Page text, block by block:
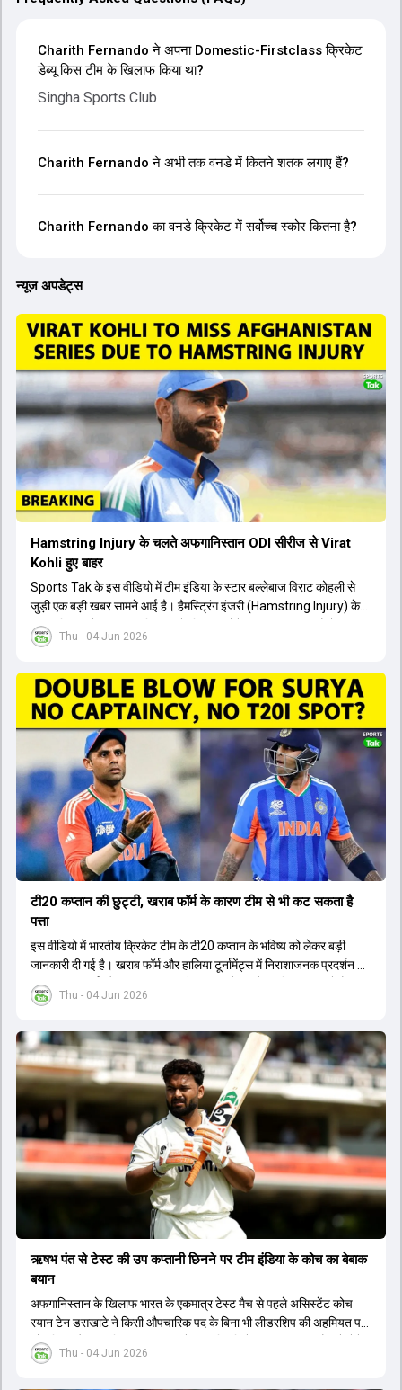
Charith Fernando ने अपना Domestic-Firstclass क्रिकेट
डेब्यू किस टीम के खिलाफ किया था?
Singha Sports Club
Charith Fernando ने अभी तक वनडे में कितने शतक लगाए हैं?
Charith Fernando का वनडे क्रिकेट में सर्वोच्च स्कोर कितना है?
न्यूज अपडेट्स
Thu - 04 Jun 2026
Hamstring Injury के चलते अफगानिस्तान ODI सीरीज से Virat
Kohli हुए बाहर
Sports Tak के इस वीडियो में टीम इंडिया के स्टार बल्लेबाज विराट कोहली से
जुड़ी एक बड़ी खबर सामने आई है। हैमस्ट्रिंग इंजरी (Hamstring Injury) के
कारण विराट कोहली अफगानिस्तान के खिलाफ होने वाली आगामी तीन मैचों की
वनडे सीरीज से बाहर हो गए हैं। भारत और अफगानिस्तान के बीच इस वनडे सीरीज
इसके बाद सीरीज के बाकी दो मुकाबले 17 और 20 जून को खेले जाने थे। हाल ही में
खत्म हुए आईपीएल में शानदार प्रदर्शन करने वाले विराट कोहली का इस सीरीज से
बाहर होना भारतीय फैंस के लिए एक बहुत बड़ा झटका है। यह वनडे सीरीज 2027
में होने वाले वर्ल्ड कप की तैयारियों के लिहाज से भी काफी अहम मानी जा रही थी।
फिलहाल यह स्पष्ट नहीं है कि विराट कोहली को इस हैमस्ट्रिंग इंजरी से पूरी तरह से
उबरने में कितना समय लगेगा और उनकी जगह टीम में किस खिलाड़ी को शामिल
किया जाएगा।
Thu - 04 Jun 2026
टी20 कप्तान की छुट्टी, खराब फॉर्म के कारण टीम से भी कट सकता है
पत्ता
इस वीडियो में भारतीय क्रिकेट टीम के टी20 कप्तान के भविष्य को लेकर बड़ी
जानकारी दी गई है। खराब फॉर्म और हालिया टूर्नामेंट्स में निराशाजनक प्रदर्शन के
कारण चयनकर्ता और टीम प्रबंधन उन्हें कप्तानी से हटाने पर विचार कर रहे हैं।
मुख्य कोच और चयन समिति के बीच हुई चर्चा के बाद यह फैसला लिया जा सकता है
को न सिर्फ उनके पद से हटाया जाएगा बल्कि उन्हें टीम से भी बाहर किया जा सकता
है। आगामी सीरीज और भविष्य के बड़े टूर्नामेंट्स को ध्यान में रखते हुए चयनकर्ता
एक नई शुरुआत करना चाहते हैं। इससे पहले भी खराब फॉर्म के कारण कई दिग्गज
खिलाड़ियों को कप्तानी और टीम से हाथ धोना पड़ा था। अब नए कप्तान के लिए एक
अन्य स्टार बल्लेबाज का नाम सबसे आगे चल रहा है, जिसे जल्द ही जिम्मेदारी सौंपी
जा सकती है।
Thu - 04 Jun 2026
ऋषभ पंत से टेस्ट की उप कप्तानी छिनने पर टीम इंडिया के कोच का बेबाक
बयान
अफगानिस्तान के खिलाफ भारत के एकमात्र टेस्ट मैच से पहले असिस्टेंट कोच
रयान टेन डसखाटे ने किसी औपचारिक पद के बिना भी लीडरशिप की अहमियत पर
जोर दिया और कहा कि पंत का ध्यान खेल की स्थिति के आधार पर सही फैसले लेने
पर होना चाहिए.